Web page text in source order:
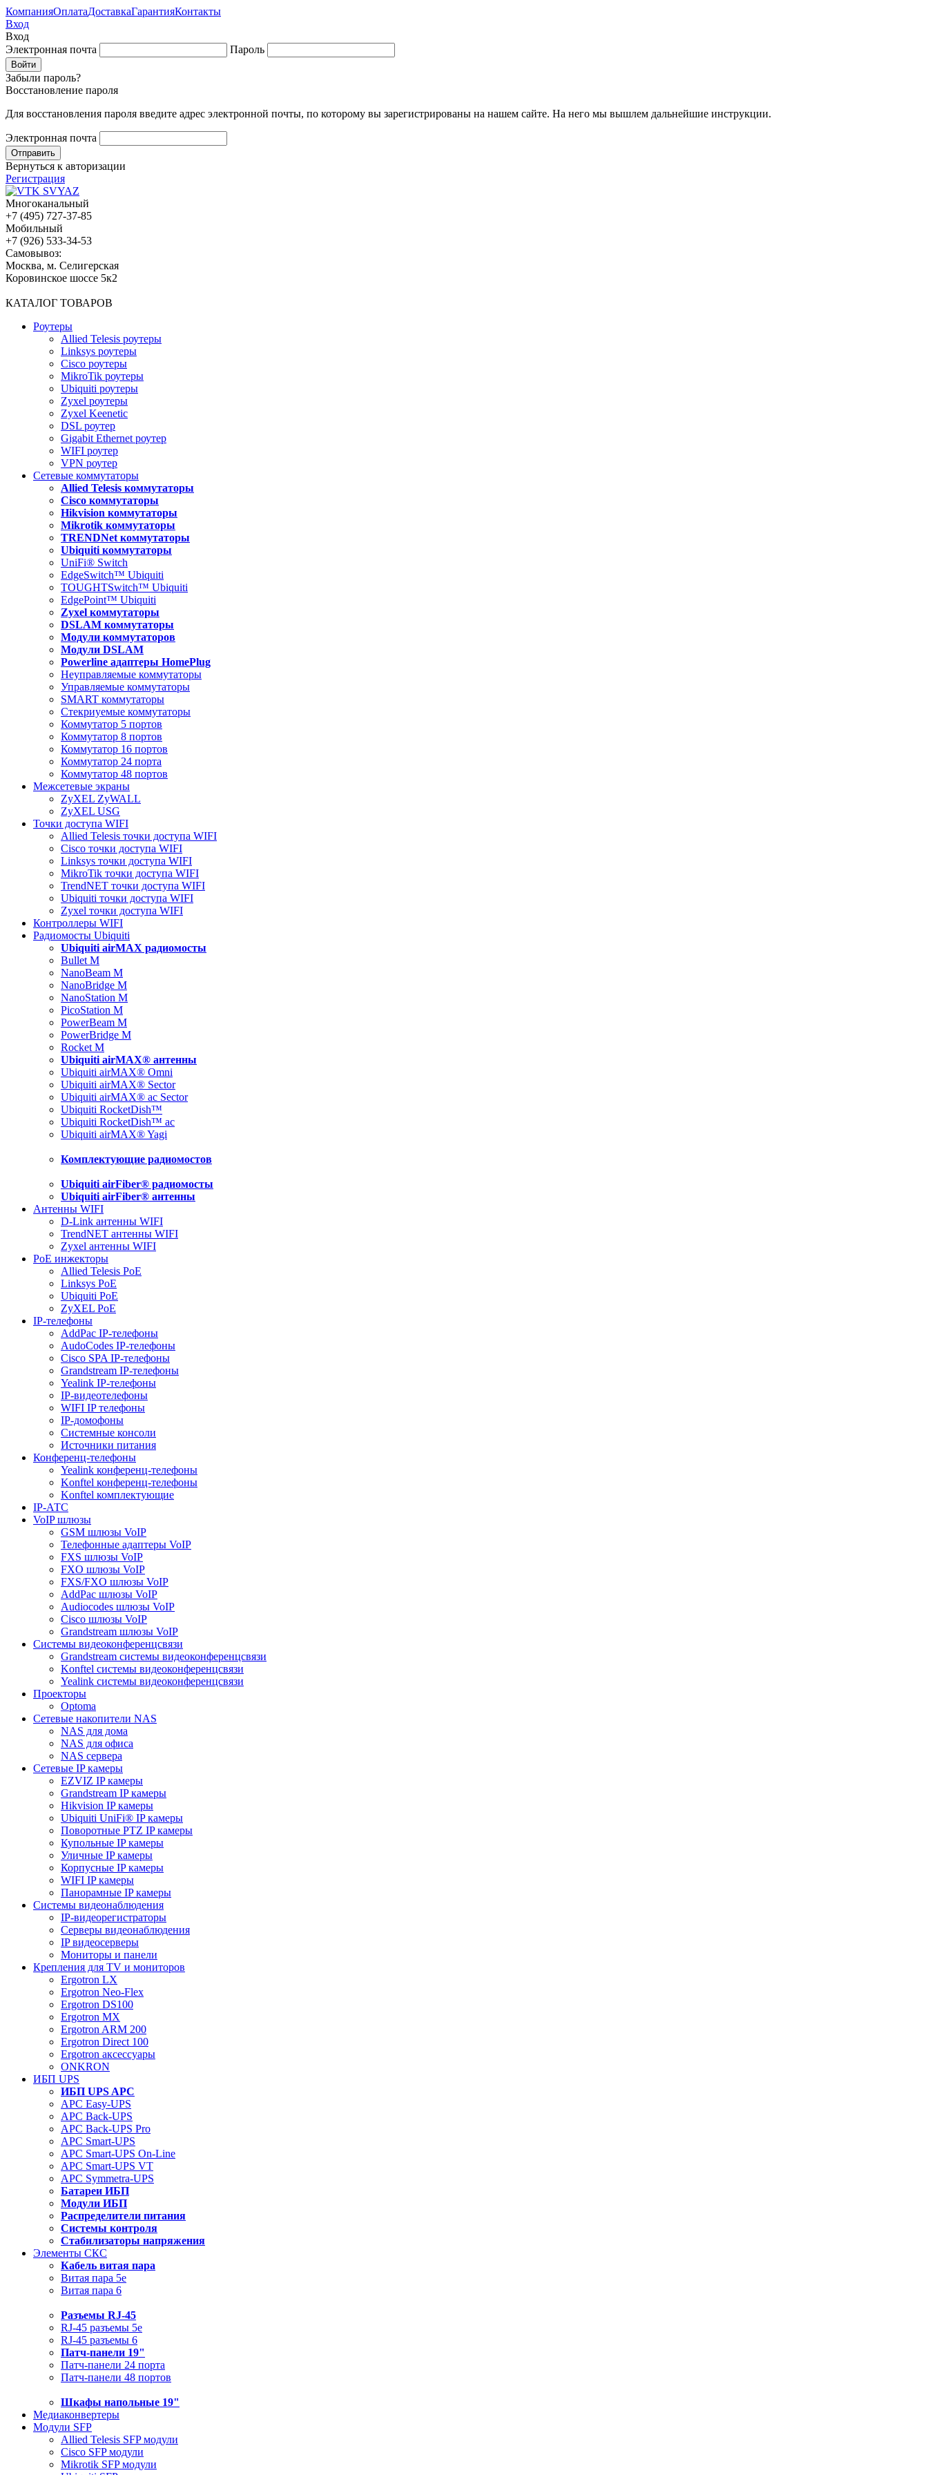
КомпанияОплатаДоставкаГарантияКонтакты
Вход
Вход
Электронная почта
Пароль
Забыли пароль?
Восстановление пароля
Для восстановления пароля введите адрес электронной почты, по которому вы зарегистрированы на нашем сайте. На него мы вышлем дальнейшие инструкции.
Электронная почта
Вернуться к авторизации
Регистрация
Многоканальный
+7 (495) 727-37-85
Мобильный
+7 (926) 533-34-53
Cамовывоз:
Москва, м. Селигерская
Коровинское шоссе 5к2
КАТАЛОГ ТОВАРОВ
Роутеры
Allied Telesis роутеры
Linksys роутеры
Cisco роутеры
MikroTik роутеры
Ubiquiti роутеры
Zyxel роутеры
Zyxel Keenetic
DSL роутер
Gigabit Ethernet роутер
WIFI роутер
VPN роутер
Сетевые коммутаторы
Allied Telesis коммутаторы
Cisco коммутаторы
Hikvision коммутаторы
Mikrotik коммутаторы
TRENDNet коммутаторы
Ubiquiti коммутаторы
UniFi® Switch
EdgeSwitch™ Ubiquiti
TOUGHTSwitch™ Ubiquiti
EdgePoint™ Ubiquiti
Zyxel коммутаторы
DSLAM коммутаторы
Модули коммутаторов
Модули DSLAM
Powerline адаптеры HomePlug
Неуправляемые коммутаторы
Управляемые коммутаторы
SMART коммутаторы
Стекриуемые коммутаторы
Коммутатор 5 портов
Коммутатор 8 портов
Коммутатор 16 портов
Коммутатор 24 порта
Коммутатор 48 портов
Межсетевые экраны
ZyXEL ZyWALL
ZyXEL USG
Точки доступа WIFI
Allied Telesis точки доступа WIFI
Cisco точки доступа WIFI
Linksys точки доступа WIFI
MikroTik точки доступа WIFI
TrendNET точки доступа WIFI
Ubiquiti точки доступа WIFI
Zyxel точки доступа WIFI
Контроллеры WIFI
Радиомосты Ubiquiti
Ubiquiti airMAX радиомосты
Bullet M
NanoBeam M
NanoBridge M
NanoStation M
PicoStation M
PowerBeam M
PowerBridge M
Rocket M
Ubiquiti airMAX® антенны
Ubiquiti airMAX® Omni
Ubiquiti airMAX® Sector
Ubiquiti airMAX® ac Sector
Ubiquiti RocketDish™
Ubiquiti RocketDish™ ac
Ubiquiti airMAX® Yagi
Комплектующие радиомостов
Ubiquiti airFiber® радиомосты
Ubiquiti airFiber® антенны
Антенны WIFI
D-Link антенны WIFI
TrendNET антенны WIFI
Zyxel антенны WIFI
PoE инжекторы
Allied Telesis PoE
Linksys PoE
Ubiquiti PoE
ZyXEL PoE
IP-телефоны
AddPac IP-телефоны
AudoCodes IP-телефоны
Cisco SPA IP-телефоны
Grandstream IP-телефоны
Yealink IP-телефоны
IP-видеотелефоны
WIFI IP телефоны
IP-домофоны
Системные консоли
Источники питания
Конференц-телефоны
Yealink конференц-телефоны
Konftel конференц-телефоны
Konftel комплектующие
IP-АТС
VoIP шлюзы
GSM шлюзы VoIP
Телефонные адаптеры VoIP
FXS шлюзы VoIP
FXO шлюзы VoIP
FXS/FXO шлюзы VoIP
AddPac шлюзы VoIP
Audiocodes шлюзы VoIP
Cisco шлюзы VoIP
Grandstream шлюзы VoIP
Системы видеоконференцсвязи
Grandstream системы видеоконференцсвязи
Konftel системы видеоконференцсвязи
Yealink системы видеоконференцсвязи
Проекторы
Optoma
Сетевые накопители NAS
NAS для дома
NAS для офиса
NAS сервера
Сетевые IP камеры
EZVIZ IP камеры
Grandstream IP камеры
Hikvision IP камеры
Ubiquiti UniFi® IP камеры
Поворотные PTZ IP камеры
Купольные IP камеры
Уличные IP камеры
Корпусные IP камеры
WIFI IP камеры
Панорамные IP камеры
Системы видеонаблюдения
IP-видеорегистраторы
Серверы видеонаблюдения
IP видеосерверы
Мониторы и панели
Крепления для TV и мониторов
Ergotron LX
Ergotron Neo-Flex
Ergotron DS100
Ergotron MX
Ergotron ARM 200
Ergotron Direct 100
Ergotron аксессуары
ONKRON
ИБП UPS
ИБП UPS APC
APC Easy-UPS
APC Back-UPS
APC Back-UPS Pro
APC Smart-UPS
APC Smart-UPS On-Line
APC Smart-UPS VT
APC Symmetra-UPS
Батареи ИБП
Модули ИБП
Распределители питания
Системы контроля
Стабилизаторы напряжения
Элементы СКС
Кабель витая пара
Витая пара 5e
Витая пара 6
Разъемы RJ-45
RJ-45 разъемы 5e
RJ-45 разъемы 6
Патч-панели 19"
Патч-панели 24 порта
Патч-панели 48 портов
Шкафы напольные 19"
Медиаконвертеры
Модули SFP
Allied Telesis SFP модули
Cisco SFP модули
Mikrotik SFP модули